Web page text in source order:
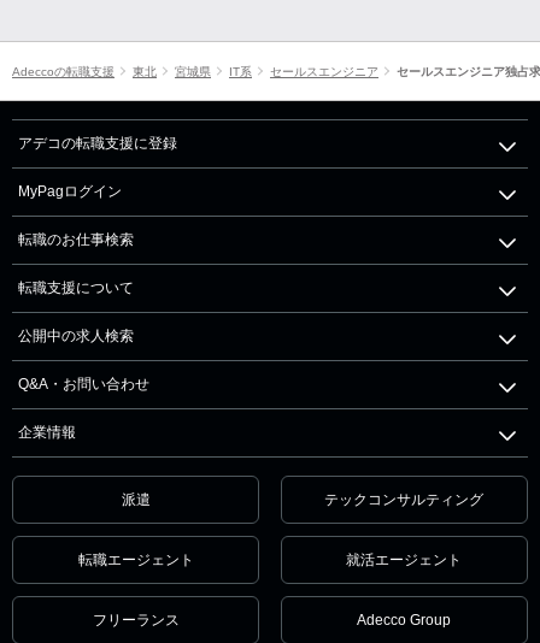
Adeccoの転職支援 東北 宮城県 IT系 セールスエンジニア セールスエンジニア独占
アデコの転職支援に登録
MyPagログイン
転職のお仕事検索
転職支援について
公開中の求人検索
Q&A・お問い合わせ
企業情報
派遣 テックコンサルティング
転職エージェント 就活エージェント
フリーランス Adecco Group